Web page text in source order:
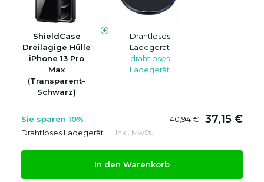
ShieldCase
Dreilagige Hülle
iPhone 13 Pro
Max
(Transparent-
Schwarz)
Drahtloses
Ladegerät
drahtloses
Ladegerät
Sie sparen 10% 40,94 € 37,15 €
Drahtloses Ladegerät Inkl. MwSt.
In den Warenkorb